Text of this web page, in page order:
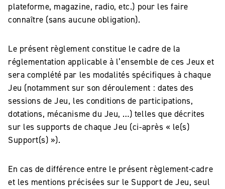
plateforme, magazine, radio, etc.) pour les faire
connaître (sans aucune obligation).
Le présent règlement constitue le cadre de la
réglementation applicable à l’ensemble de ces Jeux et
sera complété par les modalités spécifiques à chaque
Jeu (notamment sur son déroulement : dates des
sessions de Jeu, les conditions de participations,
dotations, mécanisme du Jeu, …) telles que décrites
sur les supports de chaque Jeu (ci-après « le(s)
Support(s) »).
En cas de différence entre le présent règlement-cadre
et les mentions précisées sur le Support de Jeu, seul